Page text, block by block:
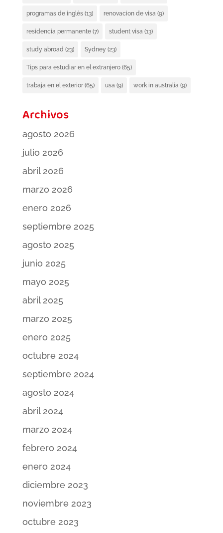
programas de inglés(13) renovacion de visa (9)
residencia permanente(7) student visa (13)
study abroad (23) Sydney (23)
Tips para estudiar en el extranjero(65)
trabaja en el exterior(65) usa (9) work in australia (9)
Archivos
agosto 2026
julio 2026
abril 2026
marzo 2026
enero 2026
septiembre 2025
agosto 2025
junio 2025
mayo 2025
abril 2025
marzo 2025
enero 2025
octubre 2024
septiembre 2024
agosto 2024
abril 2024
marzo 2024
febrero 2024
enero 2024
diciembre 2023
noviembre 2023
octubre 2023